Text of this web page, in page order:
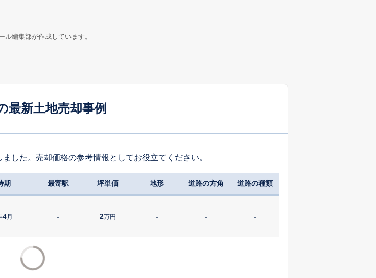
ル編集部が作成しています。
最新土地売却事例
した。売却価格の参考情報としてお役立てください。
期 最寄駅 坪単価 地形 道路の方角 道路の種類
4月 - 2万円 - - -